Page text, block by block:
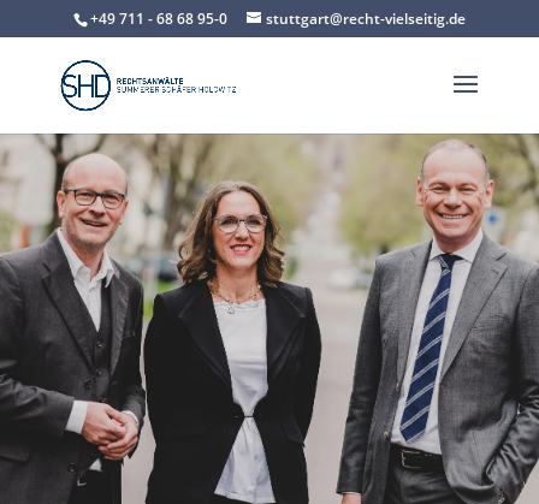
+49 711 - 68 68 95-0 stuttgart@recht-vielseitig.de